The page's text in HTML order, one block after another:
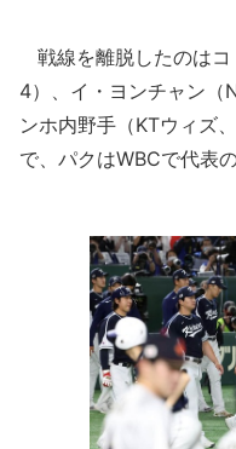
戦線を離脱したのは
4）、イ・ヨンチャン（
ンホ内野手（KTウィズ
で、パクはWBCで代表